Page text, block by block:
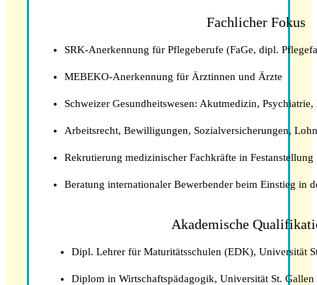
Pflegefachpersonen in der Schweiz bevorzugt?
Fachlicher Fokus
SRK-Anerkennung für Pflegeberufe (FaGe, dipl.
MEBEKO-Anerkennung für Ärztinnen und Ärzte
Schweizer Gesundheitswesen: Akutmedizin,
Arbeitsrecht, Bewilligungen, Sozialversicherungen,
Rekrutierung medizinischer Fachkräfte in Festanstellung
Beratung internationaler Bewerbender beim Einstieg in
Akademische
Dipl. Lehrer für Maturitätsschulen (EDK), Universität
Diplom in Wirtschaftspädagogik, Universität St. Gallen